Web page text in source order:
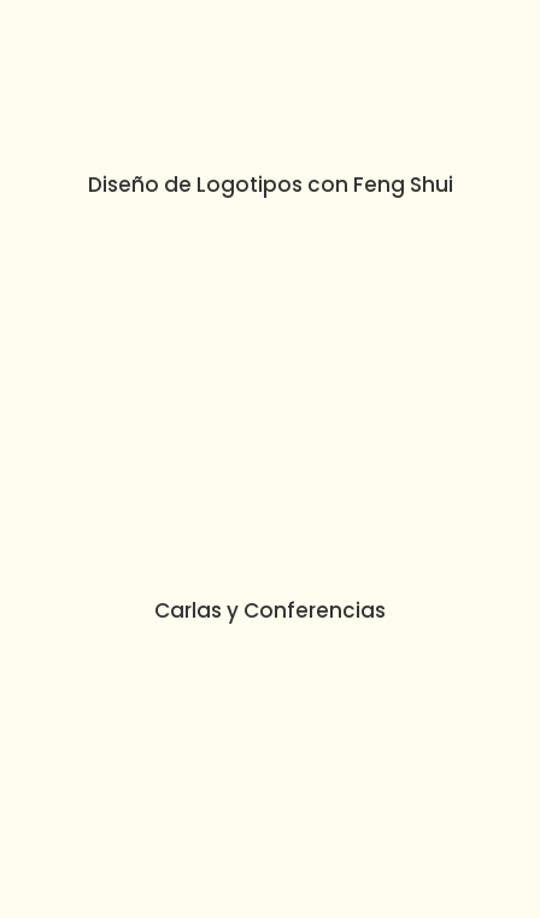
Diseño de Logotipos con Feng Shui
Carlas y Conferencias